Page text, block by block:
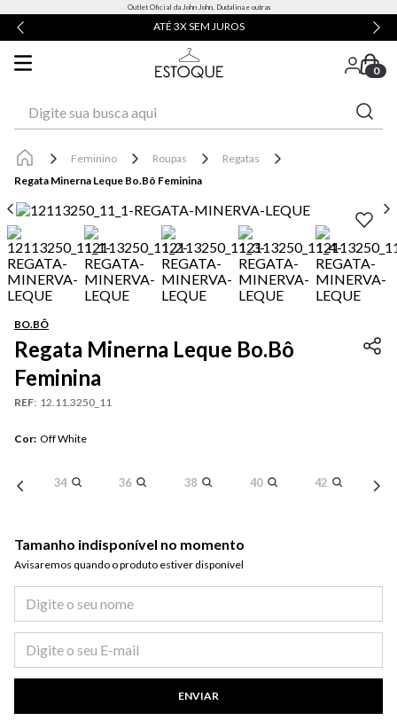
Outlet Oficial da John John, Dudalina e outras
ATÉ 3X SEM JUROS
0
Feminino Roupas
Regatas
Regata Minerna Leque Bo.Bô Feminina
BO.BÔ
Regata Minerna Leque Bo.Bô
Feminina
REF: 12.11.3250_11
Cor: Off White
34 36 38 40 42
Tamanho indisponível no momento
Avisaremos quando o produto estiver disponível​
ENVIAR